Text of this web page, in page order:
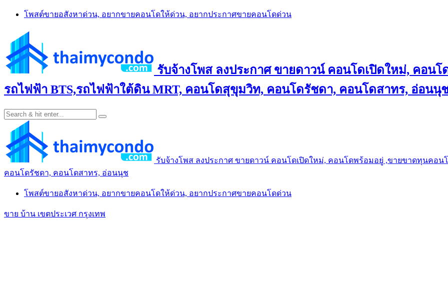
Skip
โพสต์ขายอสังหาด่วน, อยากขายคอนโดให้ด่วน, อยากประกาศขายคอนโดด่วน
รับจ้างโพส ลงประกาศ ขายดาวน์ คอนโดเปิดใหม่, คอน
รถไฟฟ้า BTS,รถไฟฟ้าใต้ดิน MRT, คอนโดสุขุมวิท, คอนโดรัชดา, คอนโดสาทร, อ่อนนุ
รับจ้างโพส ลงประกาศ ขายดาวน์ คอนโดเปิดใหม่, คอนโดพร้อมอยู่ ,ขายขาดทุนคอน
คอนโดรัชดา, คอนโดสาทร, อ่อนนุช
โพสต์ขายอสังหาด่วน, อยากขายคอนโดให้ด่วน, อยากประกาศขายคอนโดด่วน
ขาย บ้าน เขตประเวศ กรุงเทพ